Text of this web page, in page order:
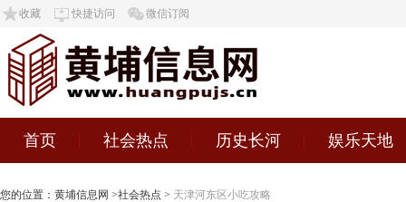
收藏 快捷访问 微信订阅
首页 社会热点 历史长河 娱乐天地
您的位置： 黄埔信息网 >社会热点 > 天津河东区小吃攻略